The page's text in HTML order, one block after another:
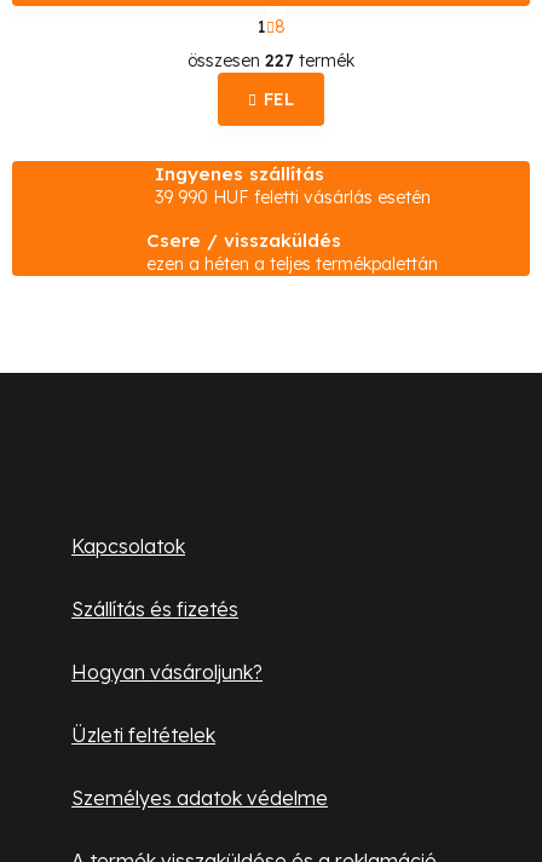
L
i
s
t
a
r
á
í
L
a
p
o
z
1 8
összesen 227 termék
FEL
Ingyenes szállítás
39 990 HUF feletti vásárlás esetén
Csere / visszaküldés
ezen a héten a teljes termékpalettán
Kapcsolatok
Szállítás és fizetés
Hogyan vásároljunk?
Üzleti feltételek
Személyes adatok védelme